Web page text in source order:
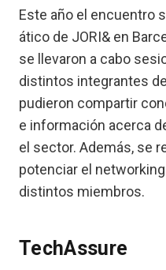
Este año el encuentro
ático de JORI& en
se llevaron a cabo
distintos integrantes
pudieron compartir
e información acerca
el sector. Además, se
potenciar el
distintos miembros.
TechAssure